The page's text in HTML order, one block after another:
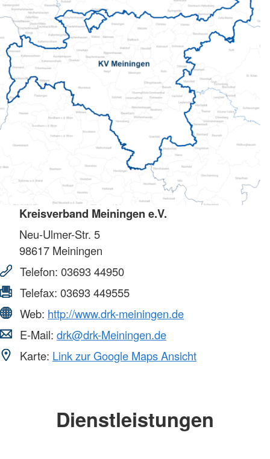
Kreisverband Meiningen e.V.
Neu-Ulmer-Str. 5
98617 Meiningen
Telefon: 03693 44950
Telefax: 03693 449555
Web: http://www.drk-meiningen.de
E-Mail: drk@drk-Meiningen.de
Karte: Link zur Google Maps Ansicht
Dienstleistungen